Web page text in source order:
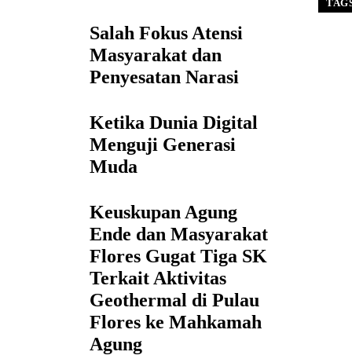
Salah Fokus Atensi
Masyarakat dan
Penyesatan Narasi
Ketika Dunia Digital
Menguji Generasi
Muda
Keuskupan Agung
Ende dan Masyarakat
Flores Gugat Tiga SK
Terkait Aktivitas
Geothermal di Pulau
Flores ke Mahkamah
Agung